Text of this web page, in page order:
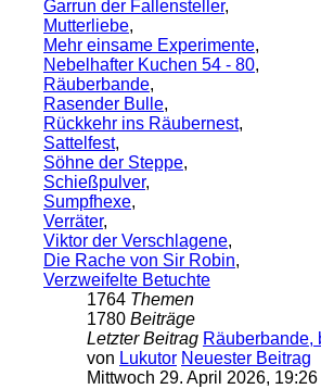
Garrun der Fallensteller,
Mutterliebe,
Mehr einsame Experimente,
Nebelhafter Kuchen 54 - 80,
Räuberbande,
Rasender Bulle,
Rückkehr ins Räubernest,
Sattelfest,
Söhne der Steppe,
Schießpulver,
Sumpfhexe,
Verräter,
Viktor der Verschlagene,
Die Rache von Sir Robin,
Verzweifelte Betuchte
1764 Themen
1780 Beiträge
Letzter Beitrag
von Lukutor Neuester Beitrag
Mittwoch 29. April 2026, 19:26